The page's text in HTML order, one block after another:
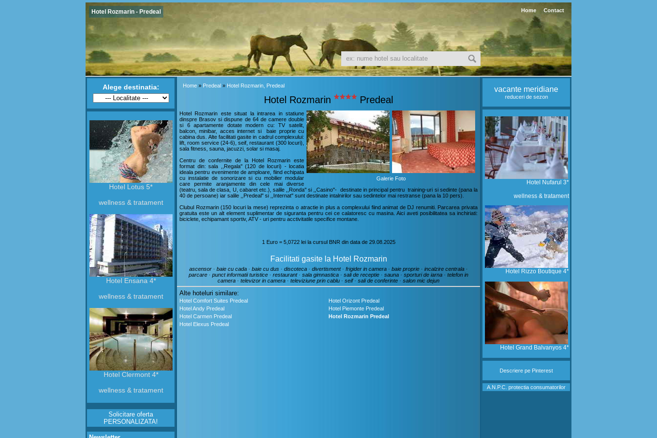
Hotel Rozmarin - Predeal Home Contact
Alege destinatia:
Hotel Lotus 5*
wellness & tratament
Hotel Ensana 4*
wellness & tratament
Hotel Clermont 4*
wellness & tratament
Solicitare oferta
PERSONALIZATA!
Home » Predeal » Hotel Rozmarin, Predeal
Hotel Rozmarin Predeal
Galerie Foto
Hotel Rozmarin este situat la intrarea in statiune
dinspre Brasov si dispune de 64 de camere double
si 6 apartamente dotate modern cu: TV satelit,
balcon, minibar, acces internet si baie proprie cu
cabina dus. Alte facilitati gasite in cadrul complexului:
lift, room service (24-6), seif, restaurant (300 locuri),
sala fitness, sauna, jacuzzi, solar si masaj.
Centru de confernite de la Hotel Rozmarin este
format din: sala ,,Regala'' (120 de locuri) - locatia
ideala pentru evenimente de amploare, fiind echipata
cu instalatie de sonorizare si cu mobilier modular
care permite aranjamente din cele mai diverse
(teatru, sala de clasa, U, cabaret etc.), salile ,,Ronda'' si ,,Casino''- destinate in principal pentru training-uri si sedinte (pana la
40 de persoane) iar salile ,,Predeal'' si ,,Internat'' sunt destinate intalnirilor sau sedintelor mai restranse (pana la 10 pers).
Clubul Rozmarin (150 locuri la mese) reprezinta o atractie in plus a complexului fiind animat de DJ renumiti. Parcarea privata
gratuita este un alt element suplimentar de siguranta pentru cei ce calatoresc cu masina. Aici aveti posibilitatea sa inchiriati:
biciclete, echipamant sportiv, ATV - uri pentru acctivitatile specifice montane.
1 Euro = 5,0722 lei la cursul BNR din data de 29.08.2025
Facilitati gasite la Hotel Rozmarin
ascensor · baie cu cada · baie cu dus · discoteca · divertisment · frigider in camera · baie proprie · incalzire centrala ·
parcare · punct informatii turistice · restaurant · sala gimnastica · sali de receptie · sauna · sporturi de iarna · telefon in
camera · televizor in camera · televiziune prin cablu · seif · sali de conferinte · salon mic dejun
Alte hoteluri similare:
Hotel Comfort Suites Predeal
Hotel Andy Predeal
Hotel Carmen Predeal
Hotel Elexus Predeal
Hotel Orizont Predeal
Hotel Piemonte Predeal
Hotel Rozmarin Predeal
vacante meridiane
reduceri de sezon
Hotel Nufarul 3*
wellness & tratament
Hotel Rizzo Boutique 4*
Hotel Grand Balvanyos 4*
Descriere pe Pinterest
A.N.P.C. protectia consumatorilor